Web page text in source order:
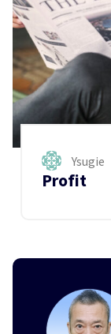
Ysugie
Profit